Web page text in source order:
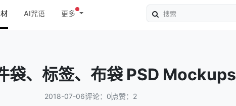
AI咒语
更多
袋、标签、布袋 PSD Mockups
2018-07-06评论：0 点赞：2